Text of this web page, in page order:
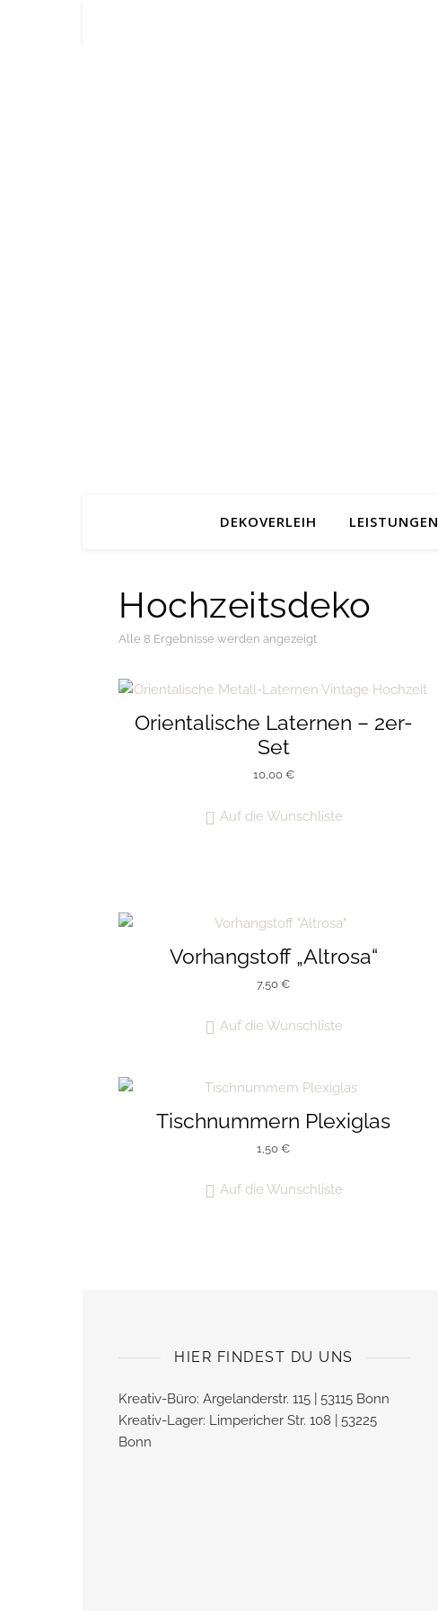
DEKOVERLEIH LEISTUNGEN
Hochzeitsdeko
Alle 8 Ergebnisse werden angezeigtNach Aktualität sortiert
Orientalische Laternen – 2er-
Set
10,00 €
Auf die Wunschliste
Vorhangstoff „Altrosa“
7,50€
Auf die Wunschliste
Tischnummern Plexiglas
1,50€
Auf die Wunschliste
HIER FINDEST DU UNS
Kreativ-Büro: Argelanderstr. 115 | 53115 Bonn
Kreativ-Lager: Limpericher Str. 108 | 53225
Bonn